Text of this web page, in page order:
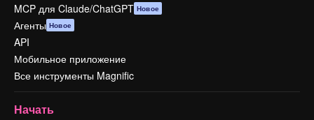
MCP для Claude/ChatGPT Новое
Агенты Новое
API
Мобильное приложение
Все инструменты Magnific
Начать